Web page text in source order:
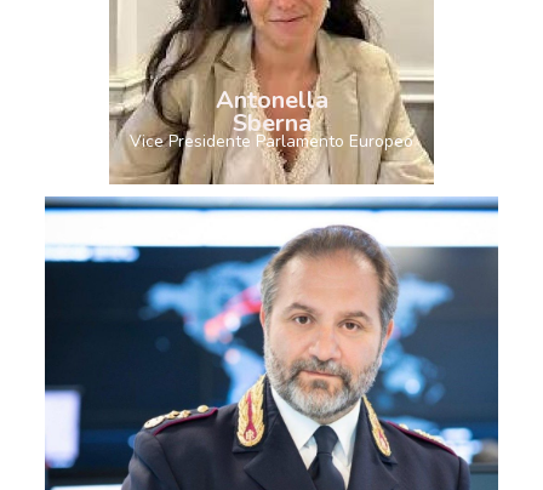
Antonella
Sberna
Vice Presidente Parlamento Europeo